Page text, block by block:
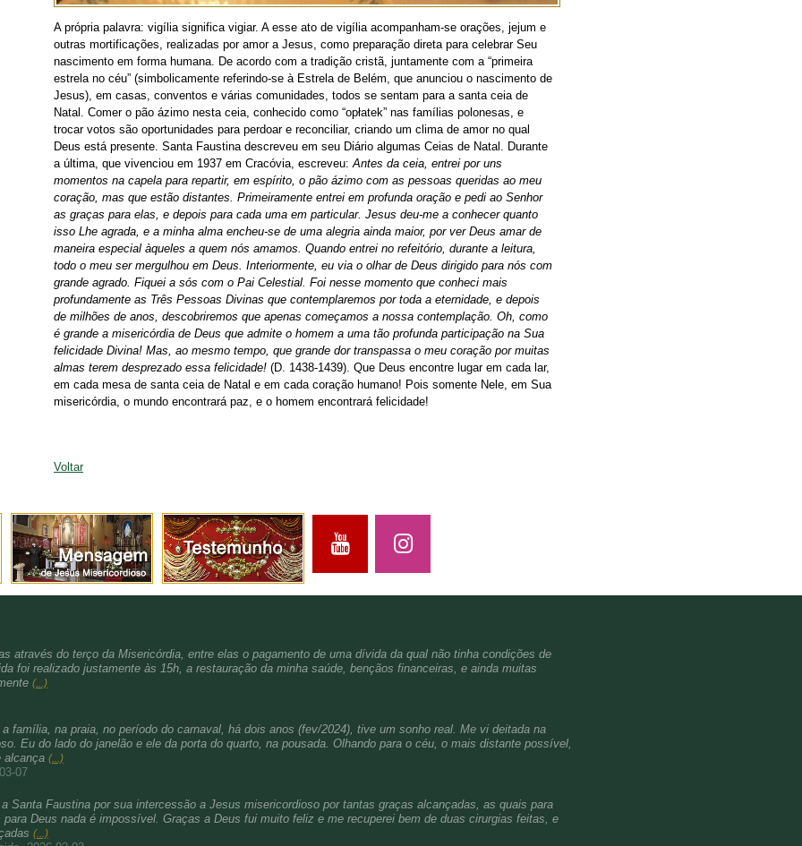
A própria palavra: vigília significa vigiar. A esse ato de vigília acompanham-se orações, jejum e
outras mortificações, realizadas por amor a Jesus, como preparação direta para celebrar Seu
nascimento em forma humana. De acordo com a tradição cristã, juntamente com a “primeira
estrela no céu” (simbolicamente referindo-se à Estrela de Belém, que anunciou o nascimento de
Jesus), em casas, conventos e várias comunidades, todos se sentam para a santa ceia de
Natal. Comer o pão ázimo nesta ceia, conhecido como “opłatek” nas famílias polonesas, e
trocar votos são oportunidades para perdoar e reconciliar, criando um clima de amor no qual
Deus está presente. Santa Faustina descreveu em seu Diário algumas Ceias de Natal. Durante
a última, que vivenciou em 1937 em Cracóvia, escreveu: Antes da ceia, entrei por uns
momentos na capela para repartir, em espírito, o pão ázimo com as pessoas queridas ao meu
coração, mas que estão distantes. Primeiramente entrei em profunda oração e pedi ao Senhor
as graças para elas, e depois para cada uma em particular. Jesus deu-me a conhecer quanto
isso Lhe agrada, e a minha alma encheu-se de uma alegria ainda maior, por ver Deus amar de
maneira especial àqueles a quem nós amamos. Quando entrei no refeitório, durante a leitura,
todo o meu ser mergulhou em Deus. Interiormente, eu via o olhar de Deus dirigido para nós com
grande agrado. Fiquei a sós com o Pai Celestial. Foi nesse momento que conheci mais
profundamente as Três Pessoas Divinas que contemplaremos por toda a eternidade, e depois
de milhões de anos, descobriremos que apenas começamos a nossa contemplação. Oh, como
é grande a misericórdia de Deus que admite o homem a uma tão profunda participação na Sua
felicidade Divina! Mas, ao mesmo tempo, que grande dor transpassa o meu coração por muitas
almas terem desprezado essa felicidade! (D. 1438-1439). Que Deus encontre lugar em cada lar,
em cada mesa de santa ceia de Natal e em cada coração humano! Pois somente Nele, em Sua
misericórdia, o mundo encontrará paz, e o homem encontrará felicidade!
Voltar
através do terço da Misericórdia, entre elas o pagamento de uma dívida da qual não tinha condições de
foi realizado justamente às 15h, a restauração da minha saúde, bençãos financeiras, e ainda muitas
(...)
família, na praia, no período do carnaval, há dois anos (fev/2024), tive um sonho real. Me vi deitada na
Eu do lado do janelão e ele da porta do quarto, na pousada. Olhando para o céu, o mais distante possível,
alcança (...)
07
Santa Faustina por sua intercessão a Jesus misericordioso por tantas graças alcançadas, as quais para
Deus nada é impossível. Graças a Deus fui muito feliz e me recuperei bem de duas cirurgias feitas, e
(...)